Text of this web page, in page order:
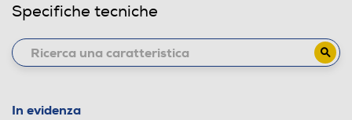
Specifiche tecniche
In evidenza